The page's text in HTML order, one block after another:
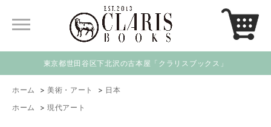
東京都世田谷区下北沢の古本屋「クラリスブックス」
ホーム > 美術・アート > 日本
ホーム
> 現代アート